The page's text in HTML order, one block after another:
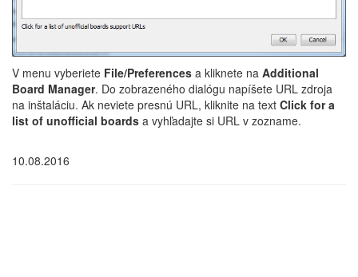
V menu vyberiete File/Preferences a kliknete na Additional
Board Manager. Do zobrazeného dialógu napíšete URL zdroja
na inštaláciu. Ak neviete presnú URL, kliknite na text Click for a
list of unofficial boards a vyhľadajte si URL v zozname.
10.08.2016